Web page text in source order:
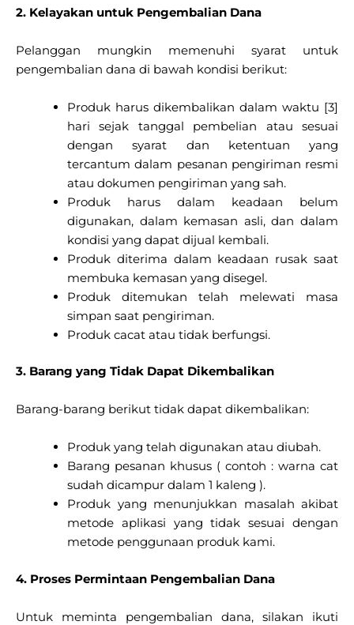
2. Kelayakan untuk Pengembalian Dana
Pelanggan mungkin memenuhi syarat untuk
pengembalian dana di bawah kondisi berikut:
Produk harus dikembalikan dalam waktu [3]
hari sejak tanggal pembelian atau sesuai
dengan syarat dan ketentuan yang
tercantum dalam pesanan pengiriman resmi
atau dokumen pengiriman yang sah.
Produk harus dalam keadaan belum
digunakan, dalam kemasan asli, dan dalam
kondisi yang dapat dijual kembali.
Produk diterima dalam keadaan rusak saat
membuka kemasan yang disegel.
Produk ditemukan telah melewati masa
simpan saat pengiriman.
Produk cacat atau tidak berfungsi.
3. Barang yang Tidak Dapat Dikembalikan
Barang-barang berikut tidak dapat dikembalikan:
Produk yang telah digunakan atau diubah.
Barang pesanan khusus ( contoh : warna cat
sudah dicampur dalam 1 kaleng ).
Produk yang menunjukkan masalah akibat
metode aplikasi yang tidak sesuai dengan
metode penggunaan produk kami.
4. Proses Permintaan Pengembalian Dana
Untuk meminta pengembalian dana, silakan ikuti